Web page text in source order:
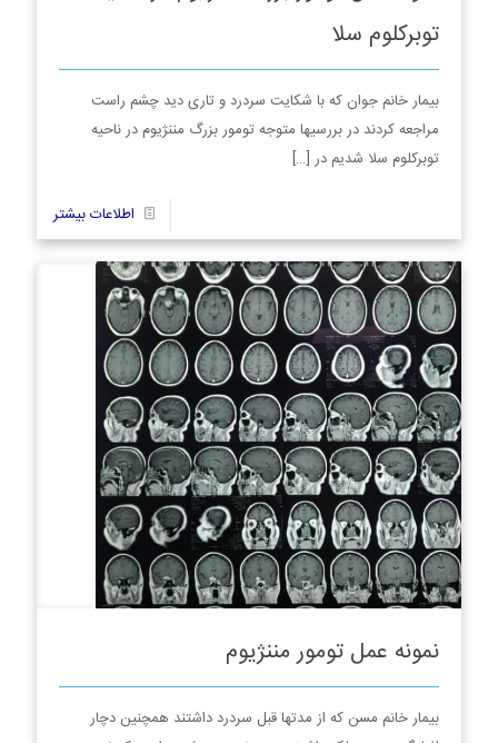
توبرکلوم سلا
بیمار خانم جوان که با شکایت سردرد و تاری دید چشم راست
مراجعه کردند در بررسیها متوجه تومور بزرگ مننژیوم در ناحیه
توبرکلوم سلا شدیم در […]
اطلاعات بیشتر
نمونه عمل تومور مننژیوم
بیمار خانم مسن که از مدتها قبل سردرد داشتند همچنین دچار